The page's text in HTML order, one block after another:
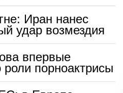
Иран нанес
удар возмездия
впервые
порноактрисы